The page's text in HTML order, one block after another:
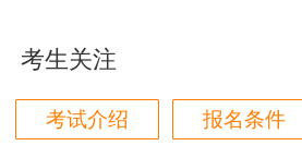
（1）本人领取：①身份证
需要)。
非常好！感谢！！！
用户m2****18
授课内容非常专业，还有人给答疑
考生关注
考试介绍 报名条件